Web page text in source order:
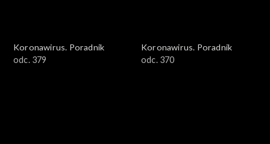
Koronawirus. Poradnik
odc. 379
Koronawirus. Poradnik
odc. 370